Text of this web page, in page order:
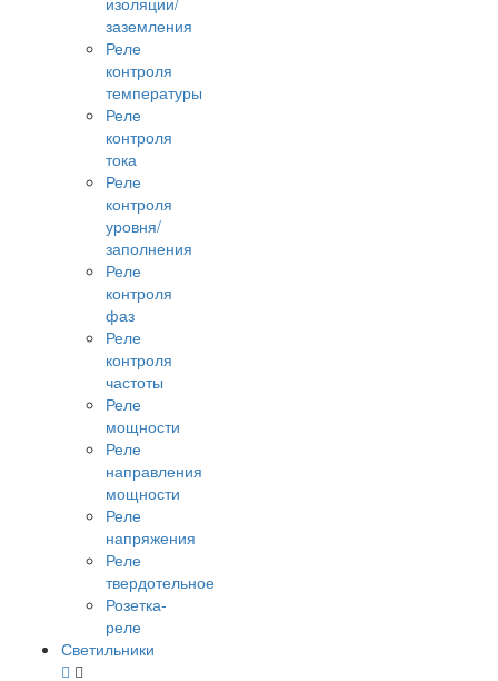
заземления
Реле
контроля
температуры
Реле
контроля
тока
Реле
контроля
уровня/
заполнения
Реле
контроля
фаз
Реле
контроля
частоты
Реле
мощности
Реле
направления
мощности
Реле
напряжения
Реле
твердотельное
Розетка-
реле
Светильники